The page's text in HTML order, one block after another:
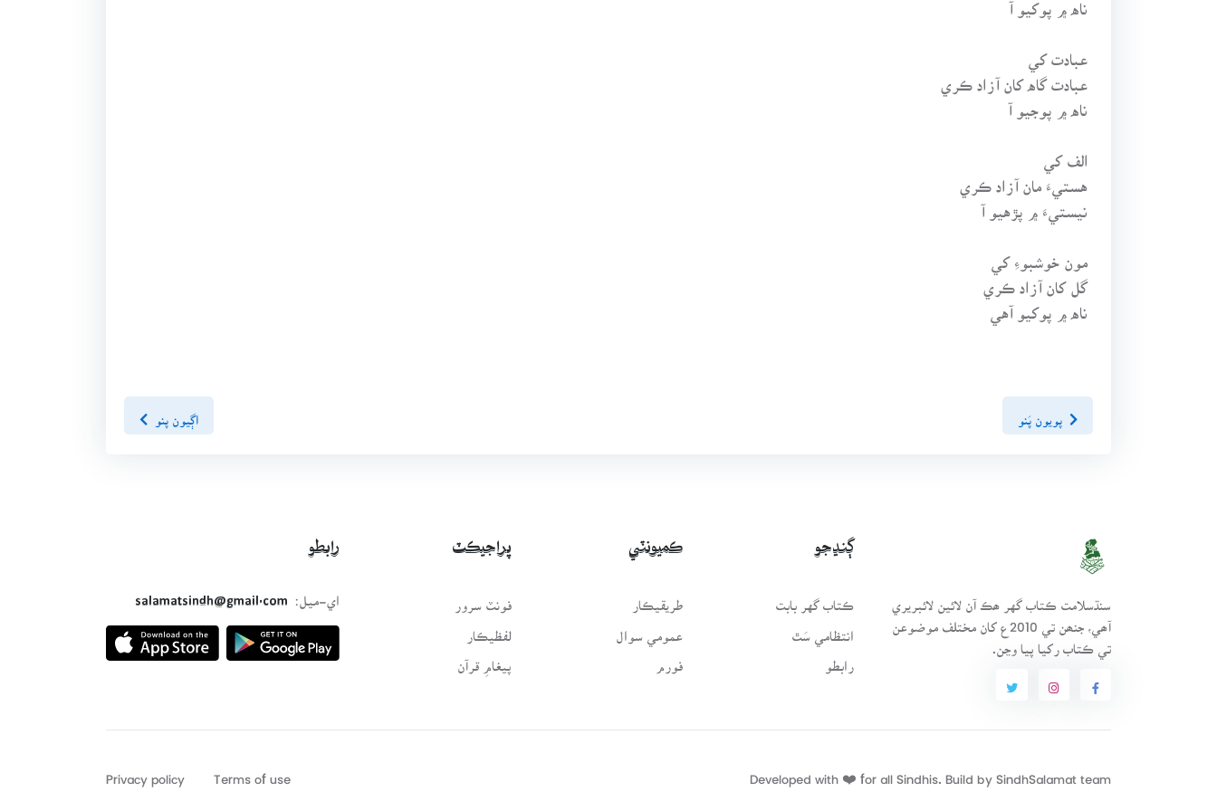
عبادت کي
عبادت گاه کان آزاد ڪري
ناه ۾ پوجيو آ
الف کي
هستيءَ مان آزاد ڪري
نيستيءَ ۾ پڙهيو آ
مون خوشبوءِ کي
گل کان آزاد ڪري
ناه ۾ پوکيو آهي
پويون پَنو اڳيون پنو
سنڌسلامت ڪتاب گهر ھڪ آن لائين لائبريري
آھي، جنھن تي 2010ع کان مختلف موضوعن
تي ڪتاب رکيا پيا وڃن.
ڳنڍجو
ڪتاب گهر بابت
انتظامي سَٿ
رابطو
ڪميونٽي
طريقيڪار
عمومي سوال
فورم
پراجيڪٽ
فونٽ سرور
لفظيڪار
پيغامِ قرآن
رابطو
اي-ميل:
salamatsindh@gmail.com
Developed with ❤️ for all Sindhis. Build by SindhSalamat
Terms of use
Privacy policy